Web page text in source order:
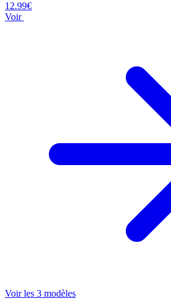
12.99€
Voir
Voir les 3 modèles